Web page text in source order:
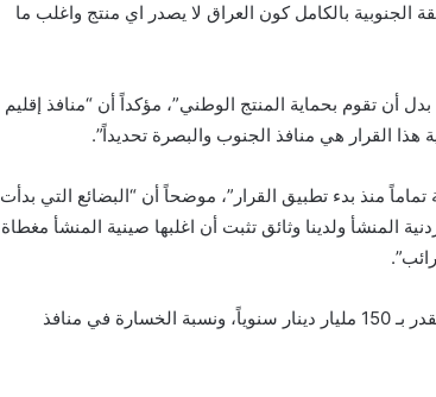
الجنوبية بالكامل كون العراق لا يصدر اي منتج واغلب ما
أن تقوم بحماية المنتج الوطني”، مؤكداً أن “منافذ إقليم
القرار هي منافذ الجنوب والبصرة تحديداً”.
منذ بدء تطبيق القرار”، موضحاً أن “البضائع التي بدأت
المنشأ ولدينا وثائق تثبت أن اغلبها صينية المنشأ مغطاة
وأكد، أن “خسارة العراق جراء هذه الاتفاقية تقدر بـ 150 مليار دينار سنوياً، ونسبة الخسارة في منافذ